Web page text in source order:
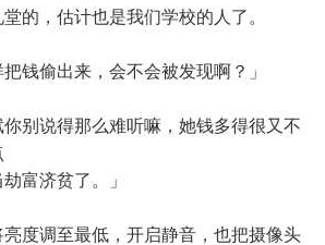
的，估计也是我们学校的人了。
偷出来，会不会被发现啊？」
说得那么难听嘛，她钱多得很又不
富济贫了。」
调至最低，开启静音，也把摄像头